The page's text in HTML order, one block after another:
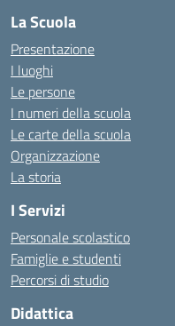
La Scuola
Presentazione
I luoghi
Le persone
I numeri della scuola
Le carte della scuola
Organizzazione
La storia
I Servizi
Personale scolastico
Famiglie e studenti
Percorsi di studio
Didattica